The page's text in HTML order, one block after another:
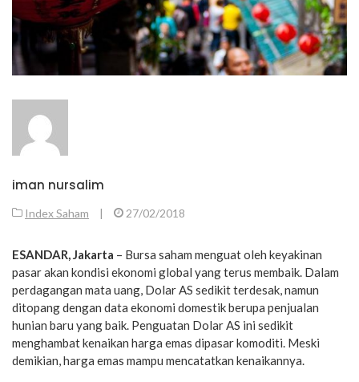
iman nursalim
Index Saham | 27/02/2018
ESANDAR, Jakarta – Bursa saham menguat oleh keyakinan
pasar akan kondisi ekonomi global yang terus membaik. Dalam
perdagangan mata uang, Dolar AS sedikit terdesak, namun
ditopang dengan data ekonomi domestik berupa penjualan
hunian baru yang baik. Penguatan Dolar AS ini sedikit
menghambat kenaikan harga emas dipasar komoditi. Meski
demikian, harga emas mampu mencatatkan kenaikannya.